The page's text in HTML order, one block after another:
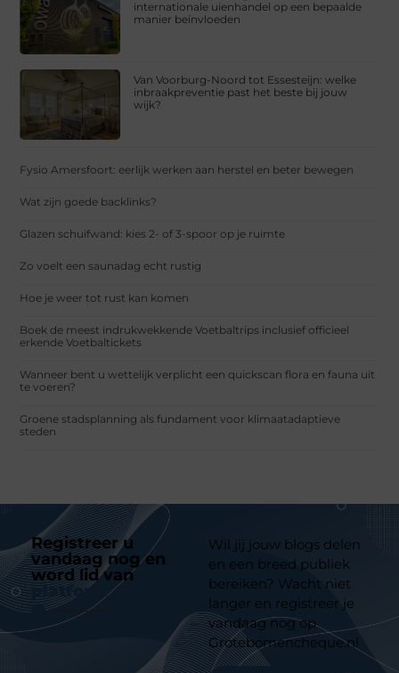
internationale uienhandel op een bepaalde
manier beïnvloeden
Van Voorburg-Noord tot Essesteijn: welke
inbraakpreventie past het beste bij jouw
wijk?
Fysio Amersfoort: eerlijk werken aan herstel en beter bewegen
Wat zijn goede backlinks?
Glazen schuifwand: kies 2- of 3-spoor op je ruimte
Zo voelt een saunadag echt rustig
Hoe je weer tot rust kan komen
Boek de meest indrukwekkende Voetbaltrips inclusief officieel
erkende Voetbaltickets
Wanneer bent u wettelijk verplicht een quickscan flora en fauna uit
te voeren?
Groene stadsplanning als fundament voor klimaatadaptieve
steden
Registreer u
vandaag nog en
word lid van
platform
Wil jij jouw blogs delen
en een breed publiek
bereiken? Wacht niet
langer en registreer je
vandaag nog op
Grotebomencheque.nl